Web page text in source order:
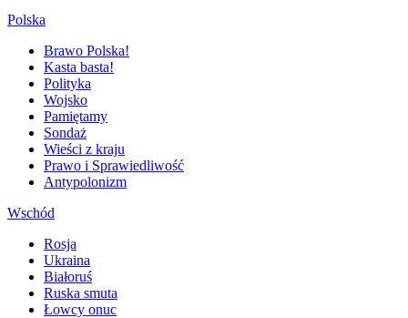
Polska
Brawo Polska!
Kasta basta!
Polityka
Wojsko
Pamiętamy
Sondaż
Wieści z kraju
Prawo i Sprawiedliwość
Antypolonizm
Wschód
Rosja
Ukraina
Białoruś
Ruska smuta
Łowcy onuc